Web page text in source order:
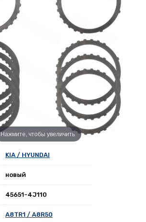
Нажмите, чтобы увеличить
KIA / HYUNDAI
новый
45651-4J110
A8TR1 / A8R50